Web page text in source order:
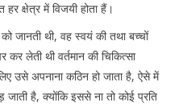
हर क्षेत्र में विजयी होता हैं।
जानती थी, वह स्वयं की तथा बच्चों
लेती थी वर्तमान की चिकित्सा
उसे अपनाना कठिन हो जाता है, ऐसे में
जाती है, क्योंकि इससे ना तो कोई प्रति